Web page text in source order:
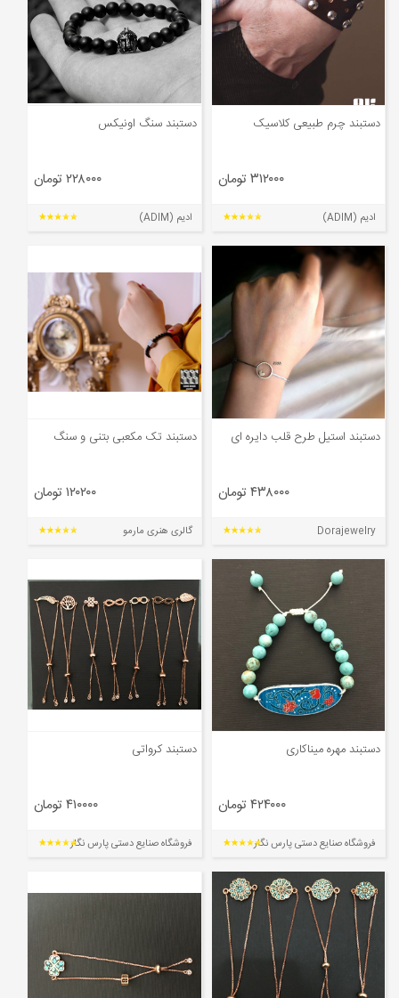
دستبند چرم طبیعی کلاسیک
۳۱۲۰۰۰ تومان
ادیم (ADIM)
دستبند سنگ اونیکس
۲۲۸۰۰۰ تومان
ادیم (ADIM)
دستبند استیل طرح قلب دایره ای
۴۳۸۰۰۰ تومان
Dorajewelry
دستبند تک مکعبی بتنی و سنگ
۱۲۰۲۰۰ تومان
گالری هنری مارمو
دستبند مهره میناکاری
۴۲۴۰۰۰ تومان
فروشگاه صنایع دستی پارس نگار
دستبند کرواتی
۴۱۰۰۰۰ تومان
فروشگاه صنایع دستی پارس نگار